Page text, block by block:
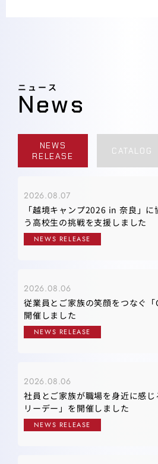
ニュース
News
NEWS
RELEASE
CATALOG
2026.08.07
「越境キャンプ2026 in 奈良」
う高校生の挑戦を支援しました
NEWS RELEASE
2026.08.06
従業員とご家族の笑顔をつなぐ「
開催しました
NEWS RELEASE
2026.08.06
社員とご家族が職場を身近に感じ
リーデー」を開催しました
NEWS RELEASE